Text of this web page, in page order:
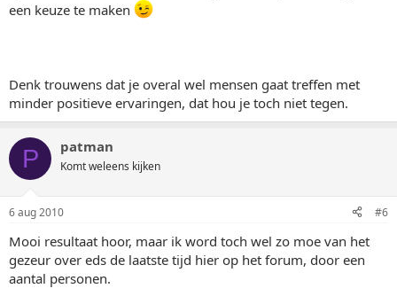
een keuze te maken
Denk trouwens dat je overal wel mensen gaat treffen met
minder positieve ervaringen, dat hou je toch niet tegen.
P patman
Komt weleens kijken
6 aug 2010 #6
Mooi resultaat hoor, maar ik word toch wel zo moe van het
gezeur over eds de laatste tijd hier op het forum, door een
aantal personen.